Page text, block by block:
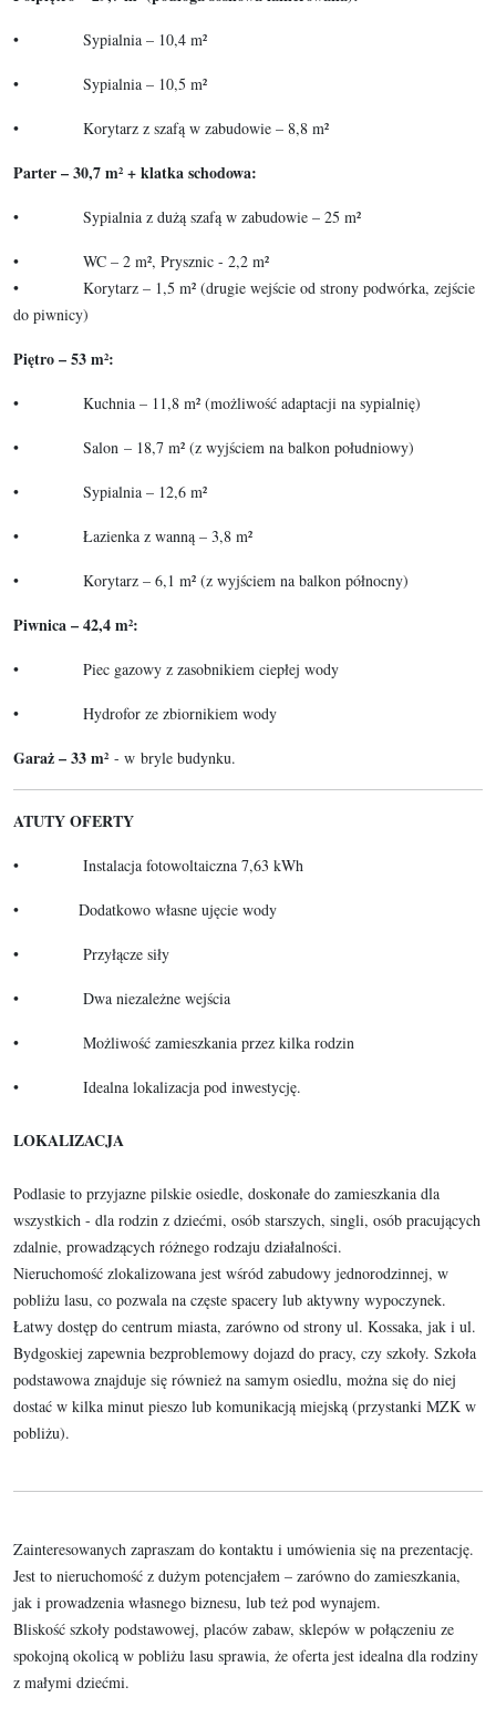
• Sypialnia – 10,4 m²
• Sypialnia – 10,5 m²
• Korytarz z szafą w zabudowie – 8,8 m²
Parter – 30,7 m² + klatka schodowa:
• Sypialnia z dużą szafą w zabudowie – 25 m²
​​​​​• WC – 2 m², Prysznic - 2,2 m²
• Korytarz – 1,5 m² (drugie wejście od strony podwórka, zejście
do piwnicy)
Piętro – 53 m²:
• Kuchnia – 11,8 m² (możliwość adaptacji na sypialnię)
• Salon – 18,7 m² (z wyjściem na balkon południowy)
• Sypialnia – 12,6 m²
• Łazienka z wanną – 3,8 m²
• Korytarz – 6,1 m² (z wyjściem na balkon północny)
Piwnica – 42,4 m²:
• Piec gazowy z zasobnikiem ciepłej wody
• Hydrofor ze zbiornikiem wody
Garaż – 33 m² - w bryle budynku.
ATUTY OFERTY
• Instalacja fotowoltaiczna 7,63 kWh
• Dodatkowo własne ujęcie wody
• Przyłącze siły
• Dwa niezależne wejścia
• Możliwość zamieszkania przez kilka rodzin
• Idealna lokalizacja pod inwestycję.
LOKALIZACJA
Podlasie to przyjazne pilskie osiedle, doskonałe do zamieszkania dla
wszystkich - dla rodzin z dziećmi, osób starszych, singli, osób pracujących
zdalnie, prowadzących różnego rodzaju działalności.
Nieruchomość zlokalizowana jest wśród zabudowy jednorodzinnej, w
pobliżu lasu, co pozwala na częste spacery lub aktywny wypoczynek.
Łatwy dostęp do centrum miasta, zarówno od strony ul. Kossaka, jak i ul.
Bydgoskiej zapewnia bezproblemowy dojazd do pracy, czy szkoły. Szkoła
podstawowa znajduje się również na samym osiedlu, można się do niej
dostać w kilka minut pieszo lub komunikacją miejską (przystanki MZK w
pobliżu).
Zainteresowanych zapraszam do kontaktu i umówienia się na prezentację.
Jest to nieruchomość z dużym potencjałem – zarówno do zamieszkania,
jak i prowadzenia własnego biznesu, lub też pod wynajem.
Bliskość szkoły podstawowej, placów zabaw, sklepów w połączeniu ze
spokojną okolicą w pobliżu lasu sprawia, że oferta jest idealna dla rodziny
z małymi dziećmi.